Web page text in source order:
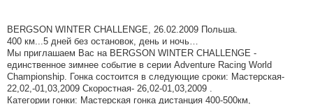
BERGSON WINTER CHALLENGE, 26.02.2009 Польша.
400 км...5 дней без остановок, день и ночь…
Мы приглашаем Вас на BERGSON WINTER CHALLENGE -
единственное зимнее событие в серии Adventure Racing World
Championship. Гонка состоится в следующие сроки: Мастерская-
22,02,-01,03,2009 Скоростная- 26,02-01,03,2009 .
Категории гонки: Мастерская гонка дистанция 400-500км,